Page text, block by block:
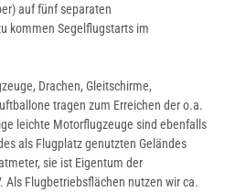
auf fünf separaten
kommen Segelflugstarts im
Drachen, Gleitschirme,
tragen zum Erreichen der o.a.
leichte Motorflugzeuge sind ebenfalls
als Flugplatz genutzten Geländes
sie ist Eigentum der
Als Flugbetriebsflächen nutzen wir ca.